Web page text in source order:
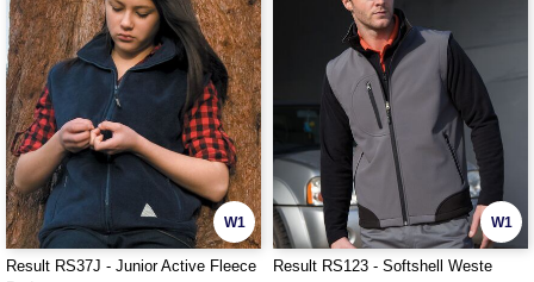
W1
Result RS37J - Junior Active Fleece
W1
Result RS123 - Softshell Weste